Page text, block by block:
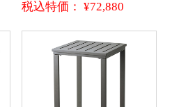
税込特価： ¥72,880